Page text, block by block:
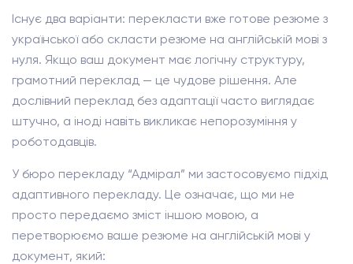
Існує два варіанти: перекласти вже готове резюме з
української або скласти резюме на англійській мові з
нуля. Якщо ваш документ має логічну структуру,
грамотний переклад — це чудове рішення. Але
дослівний переклад без адаптації часто виглядає
штучно, а іноді навіть викликає непорозуміння у
роботодавців.
У бюро перекладу “Адмірал” ми застосовуємо підхід
адаптивного перекладу. Це означає, що ми не
просто передаємо зміст іншою мовою, а
перетворюємо ваше резюме на англійській мові у
документ, який: